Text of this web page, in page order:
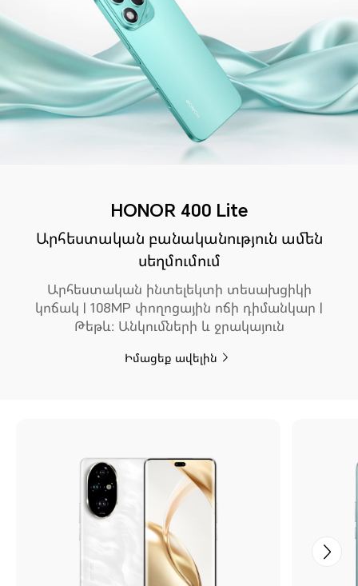
HONOR 400 Lite
Արհեստական բանականություն ամեն
սեղմումում
Արհեստական ինտելեկտի տեսախցիկի
կոճակ | 108MP փողոցային ոճի դիմանկար |
Թեթև։ Անկումների և ջրակայուն
Իմացեք ավելին